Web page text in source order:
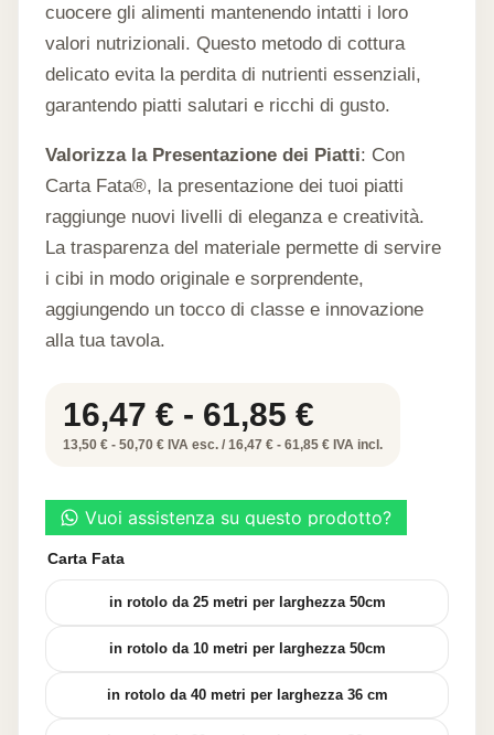
cuocere gli alimenti mantenendo intatti i loro
valori nutrizionali. Questo metodo di cottura
delicato evita la perdita di nutrienti essenziali,
garantendo piatti salutari e ricchi di gusto.
Valorizza la Presentazione dei Piatti: Con
Carta Fata®, la presentazione dei tuoi piatti
raggiunge nuovi livelli di eleganza e creatività.
La trasparenza del materiale permette di servire
i cibi in modo originale e sorprendente,
aggiungendo un tocco di classe e innovazione
alla tua tavola.
16,47 € - 61,85 €
di
da
a
61,85 €
13,50 € - 50,70 € IVA esc. / 16,47 € - 61,85 € IVA incl.
Carta Fata
in rotolo da 25 metri per larghezza 50cm
in rotolo da 10 metri per larghezza 50cm
in rotolo da 40 metri per larghezza 36 cm